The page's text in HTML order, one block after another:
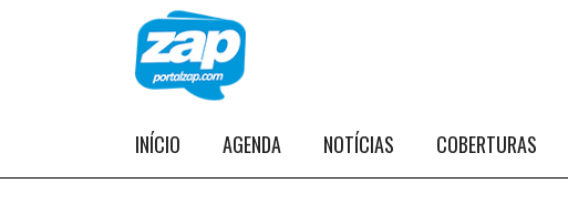
INÍCIO AGENDA NOTÍCIAS COBERTURAS